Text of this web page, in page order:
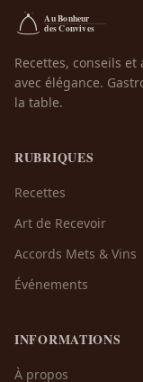
Recettes, conseils
avec élégance.
la table.
RUBRIQUES
Recettes
Art de Recevoir
Accords Mets & Vins
Événements
INFORMATIONS
À propos